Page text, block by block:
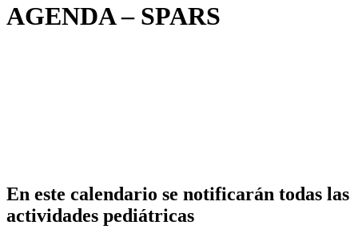
AGENDA – SPARS
En este calendario se notificarán todas las
actividades pediátricas